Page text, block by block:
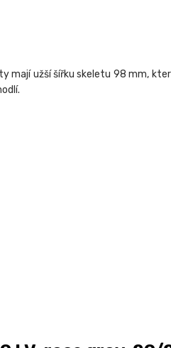
užší šířku skeletu 98 mm,